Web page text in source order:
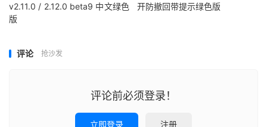
v2.11.0 / 2.12.0 beta9 中文绿色
版
开防撤回带提示绿色版
评论 抢沙发
评论前必须登录！
立即登录 注册